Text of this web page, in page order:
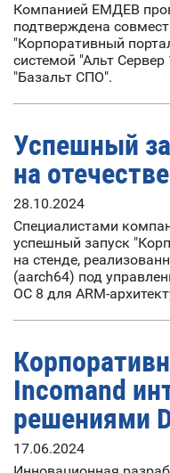
Компанией ЕМДЕВ
подтверждена
"Корпоративный
системой "Альт
"Базальт СПО".
Успешный
на
28.10.2024
Cпециалистами
успешный запуск
на стенде,
(aarch64) под
ОС 8 для ARM-
Incomand
решениями
17.06.2024